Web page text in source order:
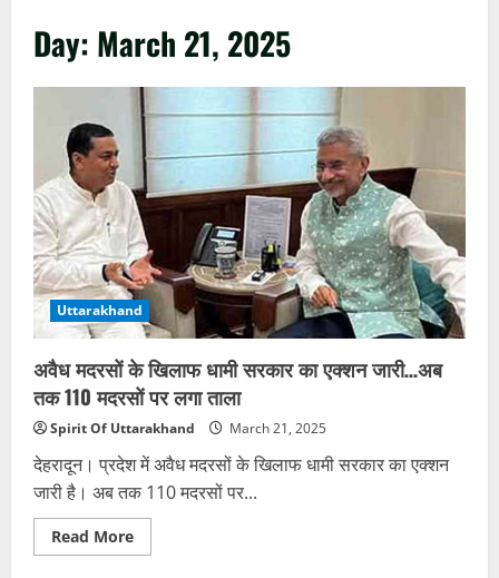
Day: March 21, 2025
Uttarakhand
अवैध मदरसों के खिलाफ धामी सरकार का एक्शन जारी…अब
तक 110 मदरसों पर लगा ताला
Spirit Of Uttarakhand March 21, 2025
देहरादून। प्रदेश में अवैध मदरसों के खिलाफ धामी सरकार का एक्शन
जारी है। अब तक 110 मदरसों पर...
Read MoreRead
more